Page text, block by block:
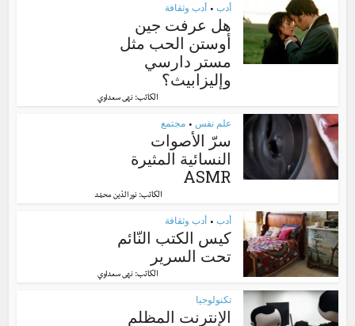
أدب • أدب وثقافة
هل عرفت جين
أوستن الحب مثل
مستر دارسي
وإليزابيث؟
الكاتب: نهى سعداوي
علم نفس • مجتمع
سرّ الأصوات
النسائية المثيرة
ASMR
الكاتب:نور الدّين محمّد
أدب • أدب وثقافة
كيس الكتب النّائم
تحت السرير
الكاتب: نهى سعداوي
تكنولوجيا
الإنترنت المظلم